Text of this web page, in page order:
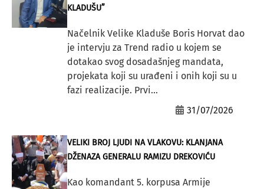
KLADUŠU”
Načelnik Velike Kladuše Boris Horvat dao
je intervju za Trend radio u kojem se
dotakao svog dosadašnjeg mandata,
projekata koji su urađeni i onih koji su u
fazi realizacije. Prvi...
31/07/2026
VELIKI BROJ LJUDI NA VLAKOVU: KLANJANA
DŽENAZA GENERALU RAMIZU DREKOVIĆU
Kao komandant 5. korpusa Armije